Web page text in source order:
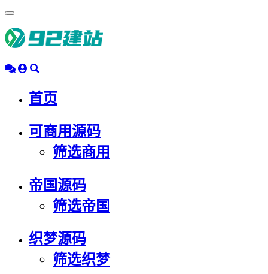
动
导
首页
可商用源码
筛选商用
帝国源码
筛选帝国
织梦源码
筛选织梦